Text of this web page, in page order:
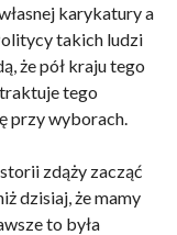
karykatury a
takich ludzi
że pół kraju tego
tego
przy wyborach.
zdąży zacząć
dzisiaj, że mamy
to była